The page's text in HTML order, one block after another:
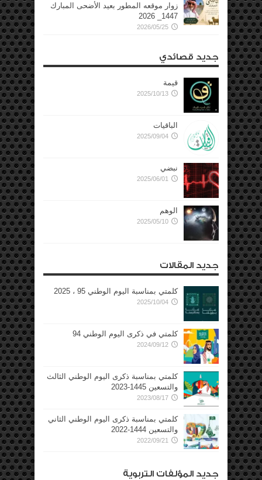
زوار موقعه المطور بعيد الأضحى المبارك
1447_ 2026
2026/05/25
جديد قصائدي
قيمة
2025/10/13
الباقيات
2025/09/04
نبضي
2025/06/01
الوهم
2025/05/10
جديد المقالات
كلمتي بمناسبة اليوم الوطني 95 ، 2025
2025/10/04
كلمتي في ذكرى اليوم الوطني 94
2024/09/12
كلمتي بمناسبة ذكرى اليوم الوطني الثالث
والتسعين 1445-2023
2023/08/17
كلمتي بمناسبة ذكرى اليوم الوطني الثاني
والتسعين 1444-2022
2022/09/21
جديد المؤلفات التربوية